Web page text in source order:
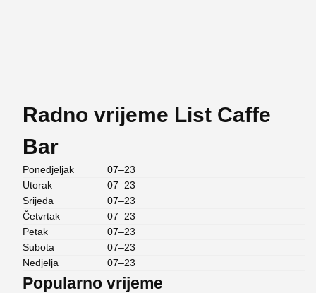
Radno vrijeme List Caffe
Bar
Ponedjeljak
07–23
Utorak
07–23
Srijeda
07–23
Četvrtak
07–23
Petak
07–23
Subota
07–23
Nedjelja
07–23
Popularno vrijeme